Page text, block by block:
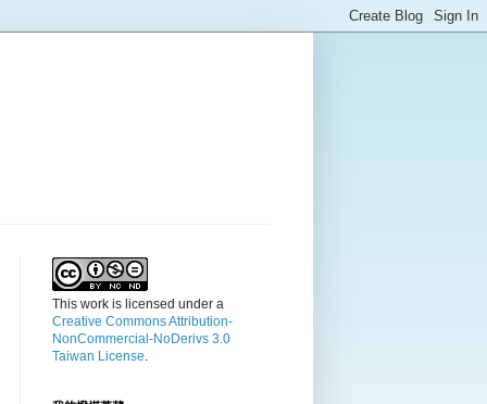
This work is licensed under a
Creative Commons Attribution-
NonCommercial-NoDerivs 3.0
Taiwan License.